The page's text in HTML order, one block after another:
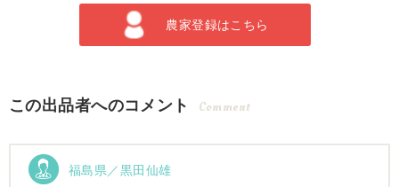
農家登録はこちら
この出品者へのコメント Comment
福島県／黒田仙雄